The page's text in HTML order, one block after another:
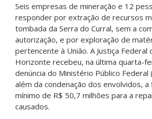
Seis empresas de mineração e 12
responder por extração de recursos
tombada da Serra do Curral, sem a
autorização, e por exploração de
pertencente à União. A Justiça Federal
Horizonte recebeu, na última quarta-
denúncia do Ministério Público Federal
além da condenação dos envolvidos,
mínimo de R$ 50,7 milhões para a
causados.